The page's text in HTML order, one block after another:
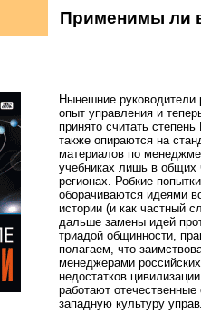
Применимы ли
Нынешние руководители
опыт управления и
принято считать
также опираются на
материалов по
учебниках лишь в общих
регионах. Робкие
оборачиваются идеями
истории (и как частный
дальше замены идей
триадой общинности,
полагаем, что
менеджерами
недостатков
работают
западную культуру